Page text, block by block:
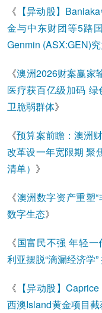
《 【异动股】
金与中东财团等5路
Genmin (ASX:GEN)
《澳洲2026财案赢家
医疗获百亿级加码
卫脆弱群体》
《预算案前瞻：澳洲
改革设一年宽限期 聚
清单） 》
《澳洲数字资产重塑
数字生态》
《国富民不强 年轻
利亚摆脱“滴漏经济学
《 【异动股】
西澳Island黄金项目